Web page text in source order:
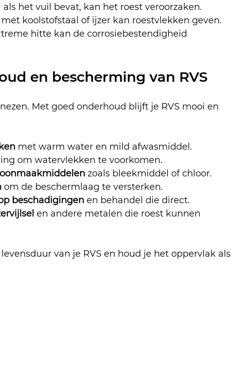
als het vuil bevat, kan het roest veroorzaken.
koolstofstaal of ijzer kan roestvlekken geven.
hitte kan de corrosiebestendigheid
en bescherming van RVS
Met goed onderhoud blijft je RVS mooi en
met warm water en mild afwasmiddel.
om watervlekken te voorkomen.
zoals bleekmiddel of chloor.
om de beschermlaag te versterken.
beschadigingen en behandel die direct.
en andere metalen die roest kunnen
van je RVS en houd je het oppervlak als